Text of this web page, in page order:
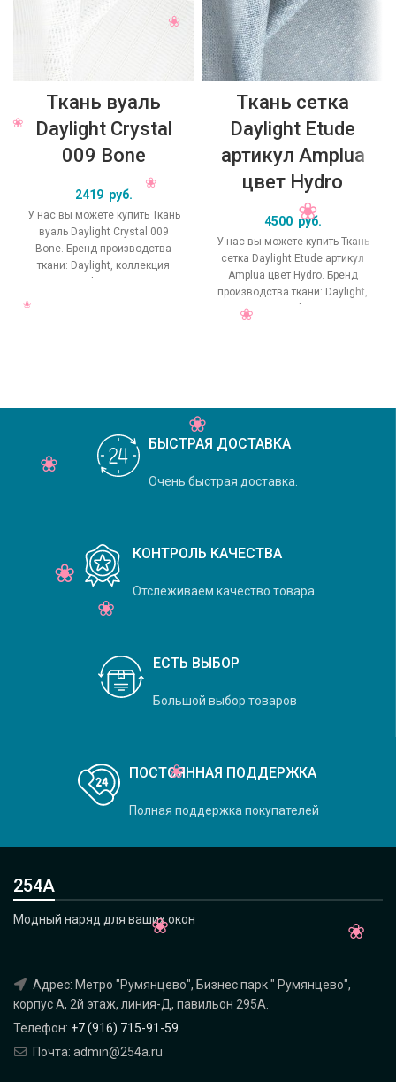
Ткань вуаль
Daylight Crystal
009 Bone
2419 руб.
У нас вы можете купить Ткань
вуаль Daylight Crystal 009
Bone. Бренд производства
ткани: Daylight, коллекция
Crystal, основной
Ткань сетка
Daylight Etude
артикул Amplua
цвет Hydro
4500 руб.
У нас вы можете купить Ткань
сетка Daylight Etude артикул
Amplua цвет Hydro. Бренд
производства ткани: Daylight,
коллекция Etude, основной
БЫСТРАЯ ДОСТАВКА
Очень быстрая доставка.
КОНТРОЛЬ КАЧЕСТВА
Отслеживаем качество товара
ЕСТЬ ВЫБОР
Большой выбор товаров
ПОСТОЯННАЯ ПОДДЕРЖКА
Полная поддержка покупателей
254А
Модный наряд для ваших окон
Адрес: Метро "Румянцево", Бизнес парк " Румянцево",
корпус А, 2й этаж, линия-Д, павильон 295A.
Телефон: +7 (916) 715-91-59
Почта: admin@254a.ru